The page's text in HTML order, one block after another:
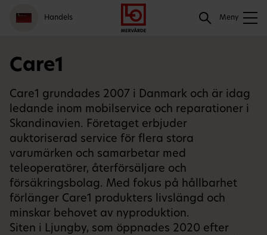
Gå
till
meny
Logga
in
Hoppa
till
innehåll
Handels Meny
Sök
Care1
Care1 grundades 2007 i Danmark och är idag
ledande inom mobilservice och reparationer i
Skandinavien. Företaget erbjuder
auktoriserad service för flera stora
varumärken och samarbetar med
teleoperatörer, återförsäljare och
försäkringsbolag. Med fokus på hållbarhet
förlänger Care1 produkters livslängd och
minskar behovet av nyproduktion.
Siten i Ljungby, som öppnades 2020 efter